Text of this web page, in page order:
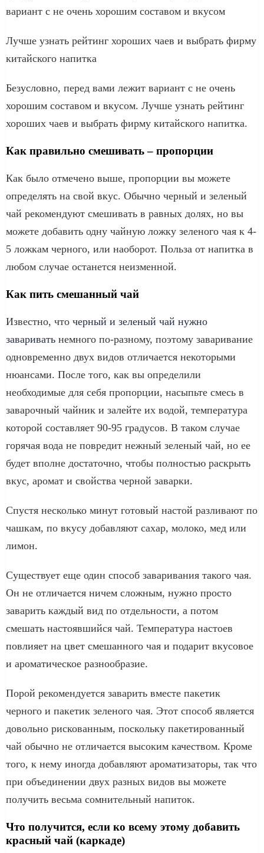
вариант с не очень хорошим составом и вкусом
Лучше узнать рейтинг хороших чаев и выбрать фирму
китайского напитка
Безусловно, перед вами лежит вариант с не очень
хорошим составом и вкусом. Лучше узнать рейтинг
хороших чаев и выбрать фирму китайского напитка.
Как правильно смешивать – пропорции
Как было отмечено выше, пропорции вы можете
определять на свой вкус. Обычно черный и зеленый
чай рекомендуют смешивать в равных долях, но вы
можете добавить одну чайную ложку зеленого чая к 4-
5 ложкам черного, или наоборот. Польза от напитка в
любом случае останется неизменной.
Как пить смешанный чай
Известно, что черный и зеленый чай нужно
заваривать немного по-разному, поэтому заваривание
одновременно двух видов отличается некоторыми
нюансами. После того, как вы определили
необходимые для себя пропорции, насыпьте смесь в
заварочный чайник и залейте их водой, температура
которой составляет 90-95 градусов. В таком случае
горячая вода не повредит нежный зеленый чай, но ее
будет вполне достаточно, чтобы полностью раскрыть
вкус, аромат и свойства черной заварки.
Спустя несколько минут готовый настой разливают по
чашкам, по вкусу добавляют сахар, молоко, мед или
лимон.
Существует еще один способ заваривания такого чая.
Он не отличается ничем сложным, нужно просто
заварить каждый вид по отдельности, а потом
смешать настоявшийся чай. Температура настоев
повлияет на цвет смешанного чая и подарит вкусовое
и ароматическое разнообразие.
Порой рекомендуется заварить вместе пакетик
черного и пакетик зеленого чая. Этот способ является
довольно рискованным, поскольку пакетированный
чай обычно не отличается высоким качеством. Кроме
того, к нему иногда добавляют ароматизаторы, так что
при объединении двух разных видов вы можете
получить весьма сомнительный напиток.
Что получится, если ко всему этому добавить
красный чай (каркаде)